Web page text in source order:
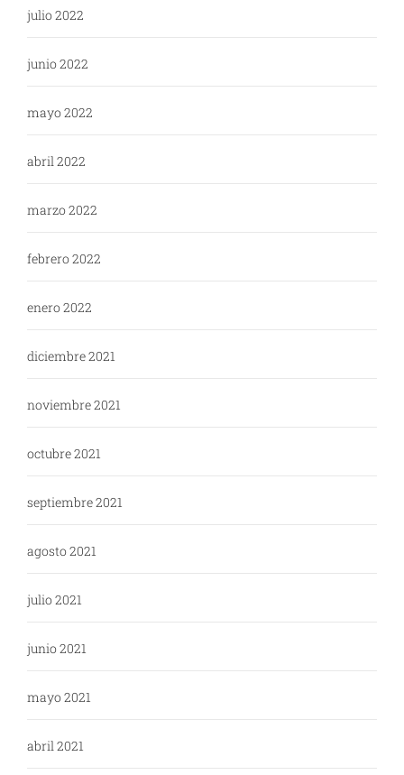
julio 2022
junio 2022
mayo 2022
abril 2022
marzo 2022
febrero 2022
enero 2022
diciembre 2021
noviembre 2021
octubre 2021
septiembre 2021
agosto 2021
julio 2021
junio 2021
mayo 2021
abril 2021